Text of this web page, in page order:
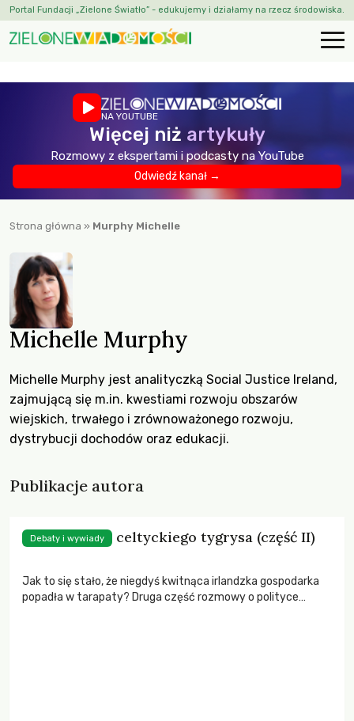
Portal Fundacji „Zielone Światło” - edukujemy i działamy na rzecz środowiska.
NA YOUTUBE
Więcej niż artykuły
Rozmowy z ekspertami i podcasty na YouTube
Odwiedź kanał →
Strona główna » Murphy Michelle
Michelle Murphy
Michelle Murphy jest analityczką Social Justice Ireland,
zajmującą się m.in. kwestiami rozwoju obszarów
wiejskich, trwałego i zrównoważonego rozwoju,
dystrybucji dochodów oraz edukacji.
Publikacje autora
Kręte ścieżki celtyckiego tygrysa (część II)
Jak to się stało, że niegdyś kwitnąca irlandzka gospodarka
popadła w tarapaty? Druga część rozmowy o polityce
Debaty i wywiady